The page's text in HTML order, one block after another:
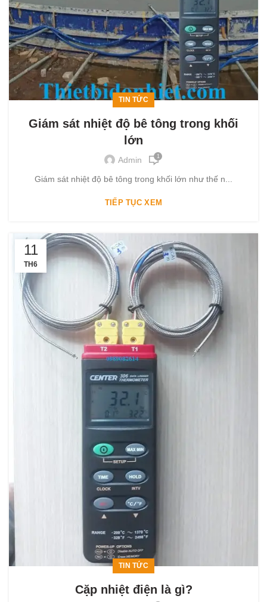
TIN TỨC
Giám sát nhiệt độ bê tông trong khối
lớn
Admin 1
Giám sát nhiệt độ bê tông trong khối lớn như thế n...
TIẾP TỤC XEM
11
TH6
TIN TỨC
Cặp nhiệt điện là gì?